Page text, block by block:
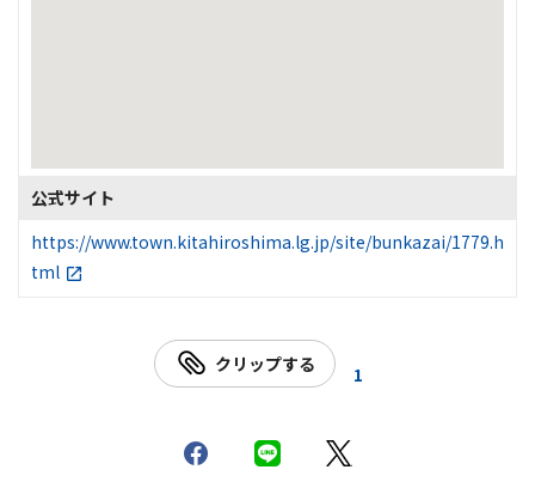
公式サイト
https://www.town.kitahiroshima.lg.jp/site/bunkazai/1779.h
tml
クリップする 1